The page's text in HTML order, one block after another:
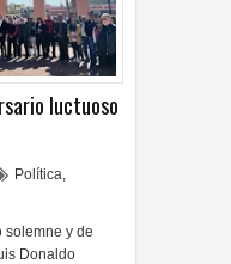
luctuoso
Política,
solemne y de
Donaldo